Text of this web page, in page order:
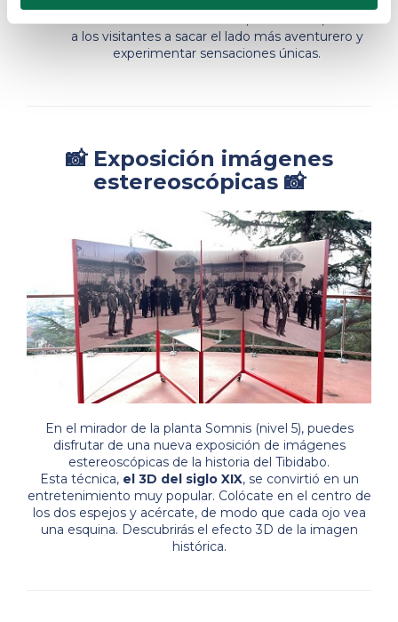
a los visitantes a sacar el lado más aventurero y
experimentar sensaciones únicas.
📸 Exposición imágenes
estereoscópicas 📸
En el mirador de la planta Somnis (nivel 5), puedes
disfrutar de una nueva exposición de imágenes
estereoscópicas de la historia del Tibidabo.
Esta técnica, el 3D del siglo XIX, se convirtió en un
entretenimiento muy popular. Colócate en el centro de
los dos espejos y acércate, de modo que cada ojo vea
una esquina. Descubrirás el efecto 3D de la imagen
histórica.